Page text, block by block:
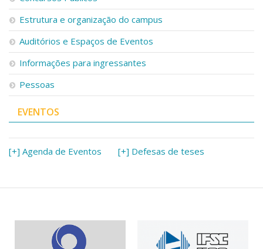
Bibliotecas
Apoio ao Estudante
Segurança, Trânsito e Prevenção
RH, Administrativo e Financeiro
Outros serviços
Comunicação
Assessorias e Mídias
Jornal da USP
Estrutura e organização do campus
Auditórios e Espaços de Eventos
Informações para ingressantes
Pessoas
EVENTOS
[+] Agenda de Eventos [+] Defesas de teses